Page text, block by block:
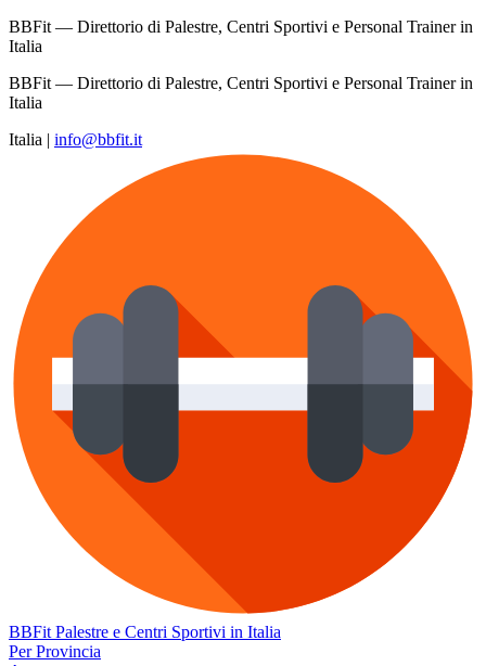
BBFit — Direttorio di Palestre, Centri Sportivi e Personal Trainer in
Italia
BBFit — Direttorio di Palestre, Centri Sportivi e Personal Trainer in
Italia
Italia | info@bbfit.it
BBFit Palestre e Centri Sportivi in Italia
Per Provincia